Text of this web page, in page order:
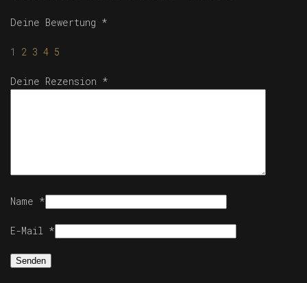
Deine Bewertung *
1 2 3 4 5
Deine Rezension *
Name *
E-Mail *